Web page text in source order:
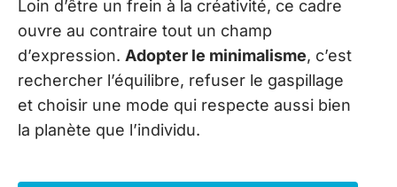
Loin d’être un frein à la créativité, ce cadre
ouvre au contraire tout un champ
d’expression. Adopter le minimalisme, c’est
rechercher l’équilibre, refuser le gaspillage
et choisir une mode qui respecte aussi bien
la planète que l’individu.